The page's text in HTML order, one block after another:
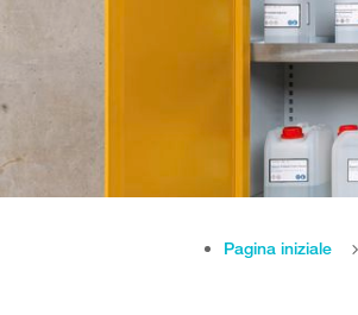
Pagina iniziale